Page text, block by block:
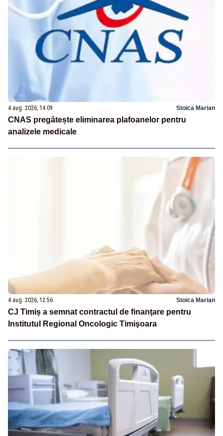
4 aug. 2026, 14:09 Stoica Marian
CNAS pregătește eliminarea plafoanelor pentru
analizele medicale
4 aug. 2026, 12:56 Stoica Marian
CJ Timiș a semnat contractul de finanţare pentru
Institutul Regional Oncologic Timişoara